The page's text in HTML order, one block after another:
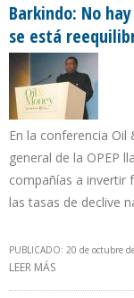
Barkindo: No
se está
En la conferencia
general de la OPEP
compañías a invertir
las tasas de declive
PUBLICADO: 20 de octubre
LEER MÁS